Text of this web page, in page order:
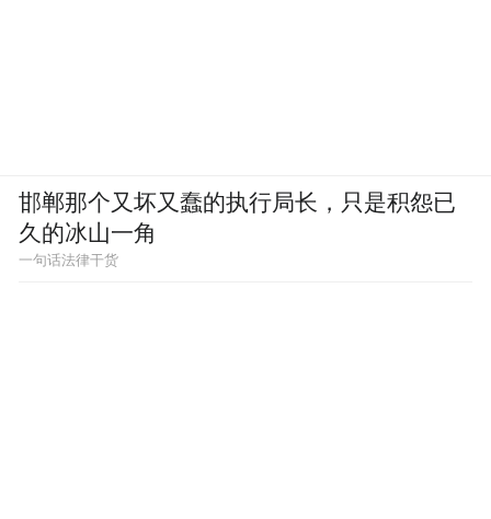
邯郸那个又坏又蠢的执行局长，只是积怨已
久的冰山一角
一句话法律干货